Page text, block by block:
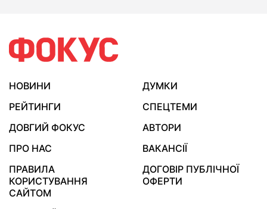
НОВИНИ
ДУМКИ
РЕЙТИНГИ
СПЕЦТЕМИ
ДОВГИЙ ФОКУС
АВТОРИ
ПРО НАС
ВАКАНСІЇ
ПРАВИЛА
КОРИСТУВАННЯ
САЙТОМ
ДОГОВІР ПУБЛІЧНОЇ
ОФЕРТИ